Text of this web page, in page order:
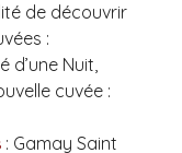
de découvrir
:
d’une Nuit,
cuvée :
: Gamay Saint